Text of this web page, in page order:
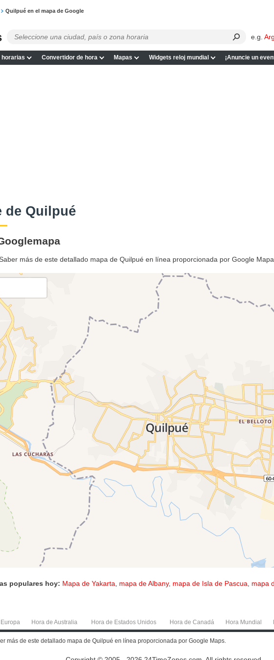
Quilpué en el mapa de Google
e.g.
horarias Convertidor de hora Mapas Widgets reloj mundial ¡Anuncie un
de Quilpué
más de este detallado mapa de Quilpué en línea proporcionada por Google
populares hoy: Mapa de Yakarta mapa de Albany, mapa de Isla de Pascua mapa
Hora de Australia Hora de Estados Unidos Hora de Canadá Hora Mundial
más de este detallado mapa de Quilpué en línea proporcionada por Google Maps.